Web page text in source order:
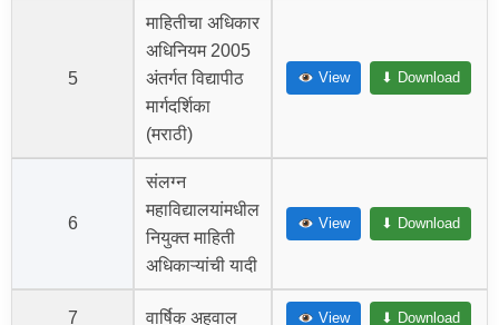
5
माहितीचा अधिकार
अधिनियम 2005
अंतर्गत विद्यापीठ
मार्गदर्शिका
(मराठी)
View ⬇ Download
6
संलग्न
महाविद्यालयांमधील
नियुक्त माहिती
अधिकाऱ्यांची यादी
View ⬇ Download
7 वार्षिक अहवाल View ⬇ Download